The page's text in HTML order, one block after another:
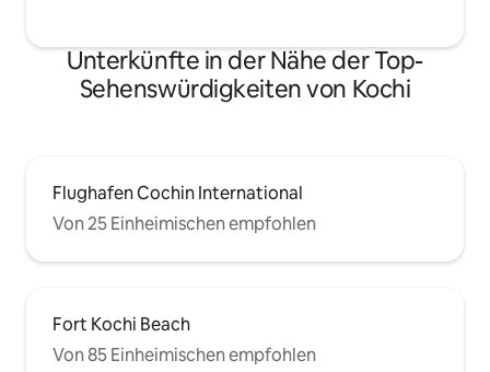
Unterkünfte in der Nähe der Top-
Sehenswürdigkeiten von Kochi
Flughafen Cochin International
Von 25 Einheimischen empfohlen
Fort Kochi Beach
Von 85 Einheimischen empfohlen